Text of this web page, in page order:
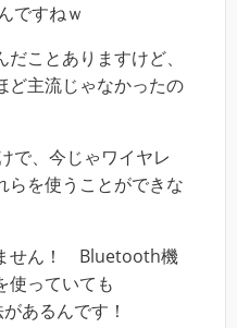
ですねｗ
ことありますけど、
ど主流じゃなかったの
で、今じゃワイヤレ
らを使うことができな
せん！ Bluetooth機
使っていても
あるんです！